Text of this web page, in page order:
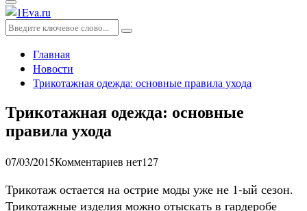
Основное
меню
Искать:
Поиск
Главная
Новости
Трикотажная одежда: основные правила ухода
Трикотажная одежда: основные
правила ухода
07/03/2015Комментариев нет127
Трикотаж остается на острие моды уже не 1-ый сезон.
Трикотажные изделия можно отыскать в гардеробе